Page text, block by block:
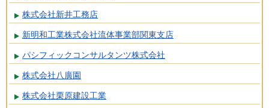
株式会社新井工務店
新明和工業株式会社流体事業部関東支店
パシフィックコンサルタンツ株式会社
株式会社八廣園
株式会社栗原建設工業